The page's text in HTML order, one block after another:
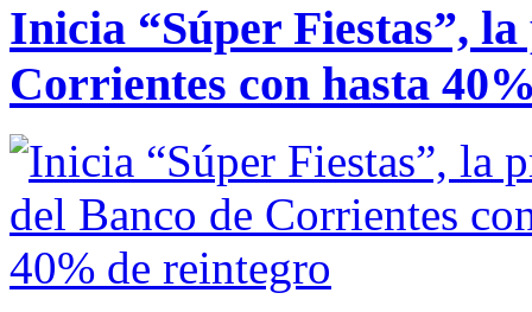
Inicia “Súper Fiestas”,
Corrientes con hasta